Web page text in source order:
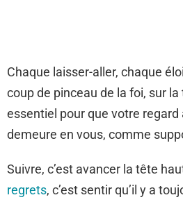
Chaque laisser-aller, chaque
coup de pinceau de la foi, sur
essentiel pour que votre regard
demeure en vous, comme
Suivre, c’est avancer la tête
regrets, c’est sentir qu’il y a